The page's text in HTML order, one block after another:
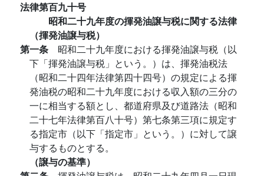
法律第百九十号
昭和二十九年度の揮発油譲与税に関する法律
（揮発油譲与税）
第一条 昭和二十九年度における揮発油譲与税（以
下「揮発油譲与税」という。）は、揮発油税法
（昭和二十四年法律第四十四号）の規定による揮
発油税の昭和二十九年度における収入額の三分の
一に相当する額とし、都道府県及び道路法（昭和
二十七年法律第百八十号）第七条第三項に規定す
る指定市（以下「指定市」という。）に対して譲
与するものとする。
（譲与の基準）